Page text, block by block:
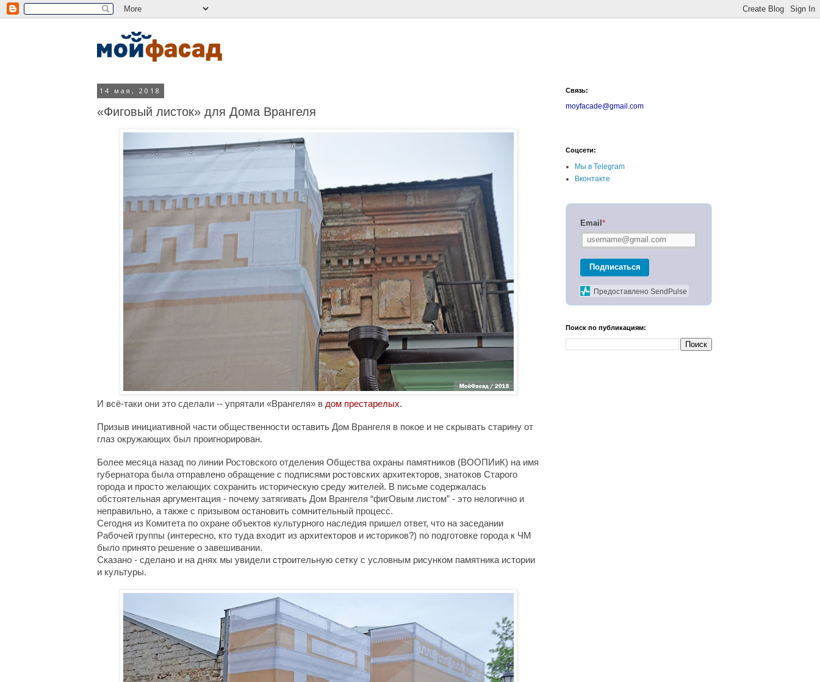
14 мая, 2018
«Фиговый листок» для Дома Врангеля
И всё-таки они это сделали -- упрятали «Врангеля» в дом престарелых.
Призыв инициативной части общественности оставить Дом Врангеля в покое и не скрывать старину от
глаз окружающих был проигнорирован.
Более месяца назад по линии Ростовского отделения Общества охраны памятников (ВООПИиК) на имя
губернатора была отправлено обращение с подписями ростовских архитекторов, знатоков Старого
города и просто желающих сохранить историческую среду жителей. В письме содержалась
обстоятельная аргументация - почему затягивать Дом Врангеля “фигОвым листом” - это нелогично и
неправильно, а также с призывом остановить сомнительный процесс.
Сегодня из Комитета по охране объектов культурного наследия пришел ответ, что на заседании
Рабочей группы (интересно, кто туда входит из архитекторов и историков?) по подготовке города к ЧМ
было принято решение о завешивании.
Сказано - сделано и на днях мы увидели строительную сетку с условным рисунком памятника истории
и культуры.
Связь:
moyfacade@gmail.com
Соцсети:
Мы в Telegram
Вконтакте
Email*
Подписаться
Предоставлено SendPulse
Поиск по публикациям: